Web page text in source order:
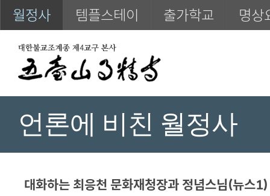
월정사 템플스테이 출가학교 명상
언론에 비친 월정사
대화하는 최응천 문화재청장과 정념스님(뉴스1)